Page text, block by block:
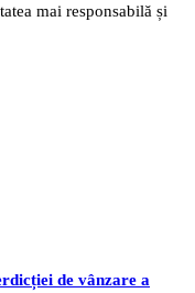
mai responsabilă și
de vânzare a